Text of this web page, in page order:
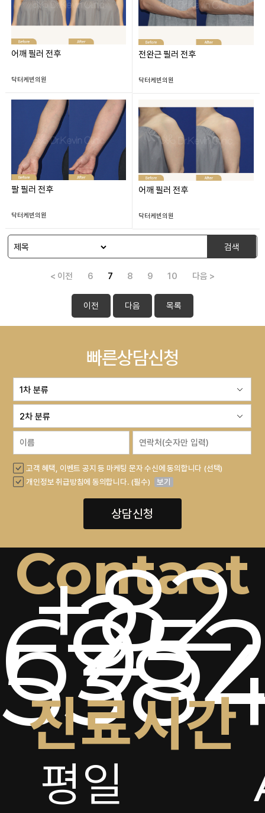
어깨 필러 전후
닥터케빈의원
전완근 필러 전후
닥터케빈의원
팔 필러 전후
닥터케빈의원
어깨 필러 전후
닥터케빈의원
검색
< 이전 6 7 8 9 10 다음 >
이전 다음 목록
빠른상담신청
고객 혜택, 이벤트 공지 등 마케팅 문자 수신에 동의합니다 (선택)
개인정보 취급방침에 동의합니다. (필수)
보기
상담신청
Contact
+82
2-
진료시간
평일